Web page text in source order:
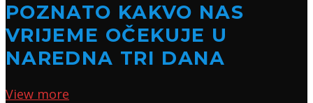
POZNATO KAKVO NAS
VRIJEME OČEKUJE U
NAREDNA TRI DANA
View more